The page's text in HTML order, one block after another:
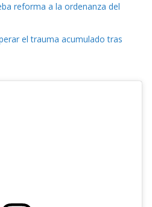
reforma a la ordenanza del
el trauma acumulado tras